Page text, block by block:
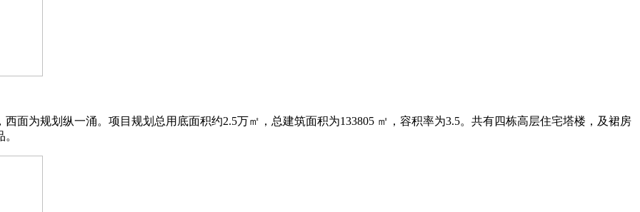
⾯为规划纵⼀涌。项⽬规划总⽤底⾯积约2.5万㎡，总建筑⾯积为133805 ㎡，容积率为3.5。共有四栋⾼层住宅塔楼，及裙房